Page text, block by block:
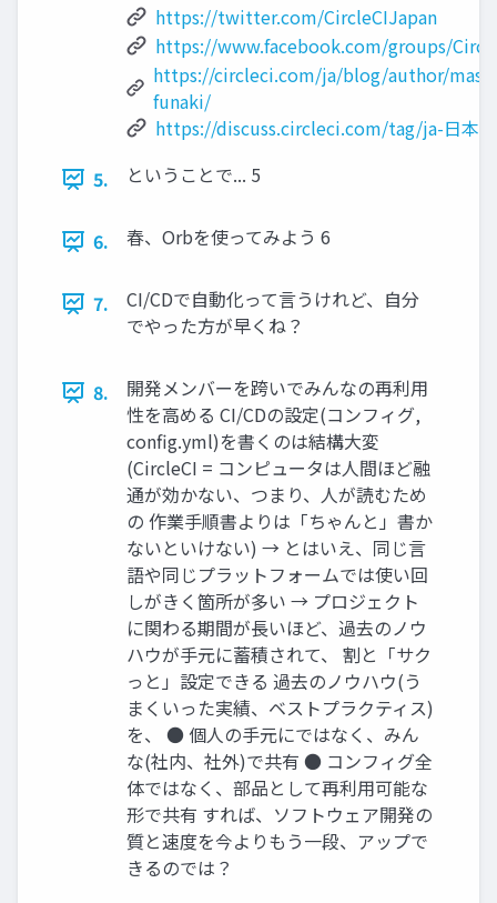
https://twitter.com/CircleCIJapan
https://www.facebook.com/groups/
https://circleci.com/ja/blog/author/
funaki/
https://discuss.circleci.com/tag/ja-日本語
5.
ということで... 5
6. 春、Orbを使ってみよう 6
7.
CI/CDで自動化って言うけれど、自分
でやった方が早くね？
8.
開発メンバーを跨いでみんなの再利用
性を高める CI/CDの設定(コンフィグ,
config.yml)を書くのは結構大変
(CircleCI = コンピュータは人間ほど融
通が効かない、つまり、人が読むため
の 作業手順書よりは「ちゃんと」書か
ないといけない) → とはいえ、同じ言
語や同じプラットフォームでは使い回
しがきく箇所が多い → プロジェクト
に関わる期間が長いほど、過去のノウ
ハウが手元に蓄積されて、 割と「サク
っと」設定できる 過去のノウハウ(う
まくいった実績、ベストプラクティス)
を、 ● 個人の手元にではなく、みん
な(社内、社外)で共有 ● コンフィグ全
体ではなく、部品として再利用可能な
形で共有 すれば、ソフトウェア開発の
質と速度を今よりもう一段、アップで
きるのでは？